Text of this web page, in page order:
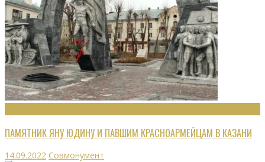
ПАМЯТНИК ЯНУ ЮДИНУ И ПАВШИМ КРАСНОАРМЕЙЦАМ В КАЗАНИ
14.09.2022 Совмонумент